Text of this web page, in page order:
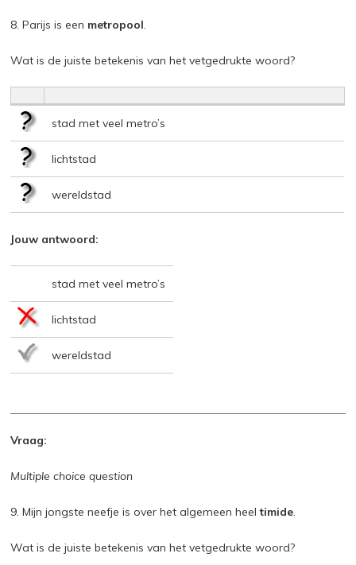
8. Parijs is een metropool.
Wat is de juiste betekenis van het vetgedrukte woord?
stad met veel metro’s
lichtstad
wereldstad
Jouw antwoord:
stad met veel metro’s
lichtstad
wereldstad
Vraag:
Multiple choice question
9. Mijn jongste neefje is over het algemeen heeltimide.
Wat is de juiste betekenis van het vetgedrukte woord?